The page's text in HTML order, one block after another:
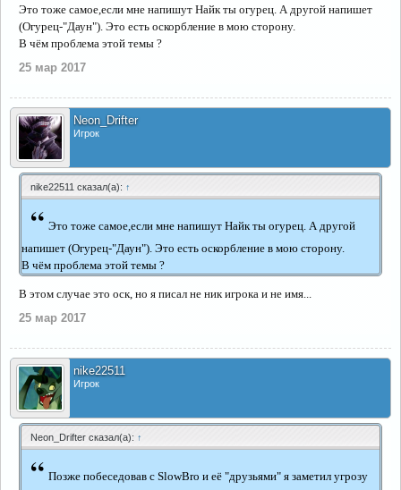
Это тоже самое,если мне напишут Найк ты огурец. А другой напишет
(Огурец-"Даун"). Это есть оскорбление в мою сторону.
В чём проблема этой темы ?
25 мар 2017
Neon_Drifter
Игрок
nike22511 сказал(а): ↑
“ Это тоже самое,если мне напишут Найк ты огурец. А другой
напишет (Огурец-"Даун"). Это есть оскорбление в мою сторону.
В чём проблема этой темы ?
В этом случае это оск, но я писал не ник игрока и не имя...
25 мар 2017
nike22511
Игрок
Neon_Drifter сказал(а): ↑
“ Позже побеседовав с SlowBro и её "друзьями" я заметил угрозу